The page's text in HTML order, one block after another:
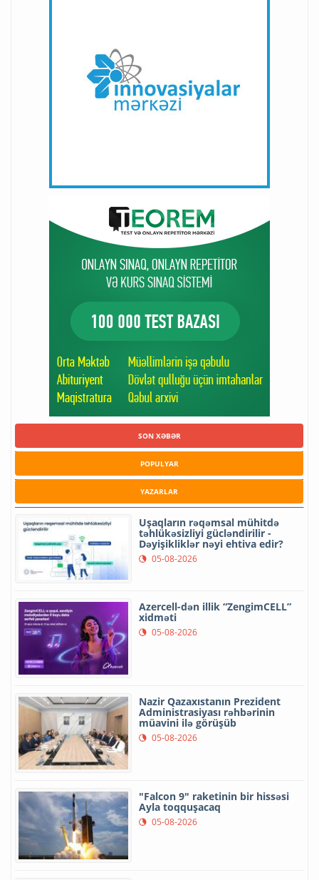
SON XƏBƏR
POPULYAR
YAZARLAR
Uşaqların rəqəmsal mühitdə
təhlükəsizliyi gücləndirilir -
Dəyişikliklər nəyi ehtiva edir?
05-08-2026
Azercell-dən illik “ZengimCELL”
xidməti
05-08-2026
Nazir Qazaxıstanın Prezident
Administrasiyası rəhbərinin
müavini ilə görüşüb
05-08-2026
"Falcon 9" raketinin bir hissəsi
Ayla toqquşacaq
05-08-2026